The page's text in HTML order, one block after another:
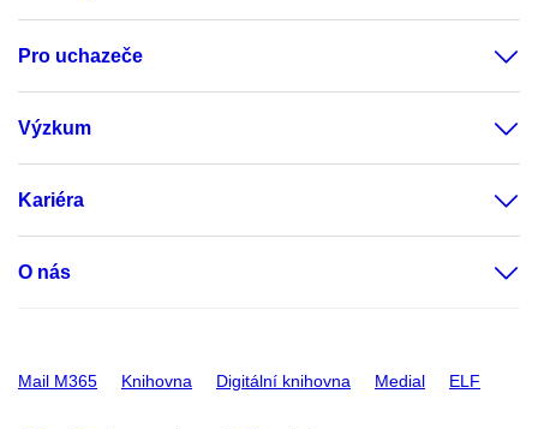
Pro uchazeče
Výzkum
Kariéra
O nás
Mail M365 Knihovna Digitální knihovna Medial ELF